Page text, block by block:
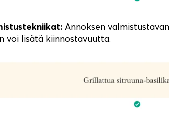
Annoksen valmistustavan
voi lisätä kiinnostavuutta.